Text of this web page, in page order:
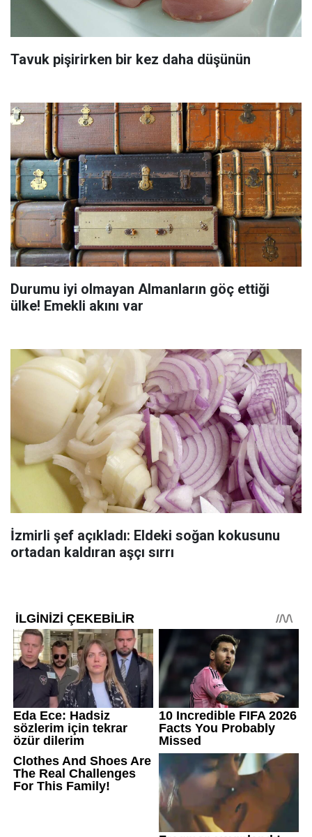
Tavuk pişirirken bir kez daha düşünün
Durumu iyi olmayan Almanların göç ettiği
ülke! Emekli akını var
İzmirli şef açıkladı: Eldeki soğan kokusunu
ortadan kaldıran aşçı sırrı